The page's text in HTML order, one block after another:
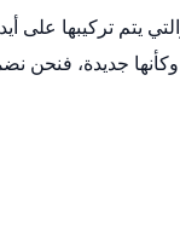
والتي يتم تركيبها
جديدة، فنحن